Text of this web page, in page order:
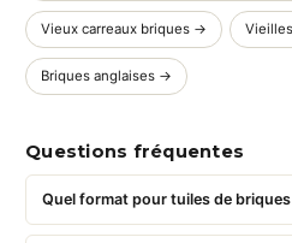
Vieux carreaux briques →
Briques anglaises →
Questions fréquentes
Quel format pour tuiles de